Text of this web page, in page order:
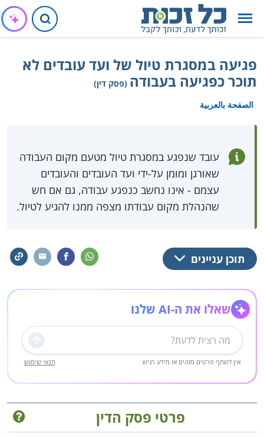
פגיעה במסגרת טיול של ועד עובדים לא
תוכר כפגיעה בעבודה (פסק דין)
الصفحة بالعربية
עובד שנפגע במסגרת טיול מטעם מקום העבודה
שאורגן ומומן על-ידי ועד העובדים והעובדים
עצמם - אינו נחשב כנפגע עבודה, גם אם חש
שהנהלת מקום עבודתו מצפה ממנו להגיע לטיול.
תוכן עניינים
שאלו את ה-AI שלנו
שליחה
אין לשתף פרטים מזהים או מידע רגיש תנאי שימוש
פרטי פסק הדין